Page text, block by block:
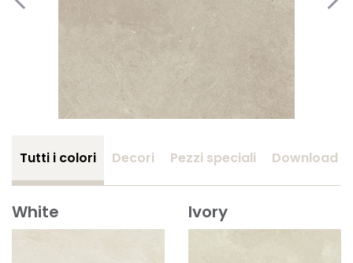
Tutti i colori Decori Pezzi speciali Download
White Ivory